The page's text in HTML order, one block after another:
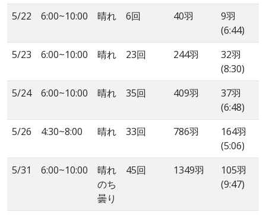
5/22 6:00~10:00 晴れ 6回 40羽
9羽
(6:44)
5/23
6:00~10:00 晴れ 23回 244羽
32羽
(8:30)
5/24
6:00~10:00 晴れ 35回 409羽
37羽
(6:48)
5/26
4:30~8:00 晴れ 33回 786羽
164羽
(5:06)
5/31
6:00~10:00
晴れ
のち
曇り
45回 1349羽
105羽
(9:47)